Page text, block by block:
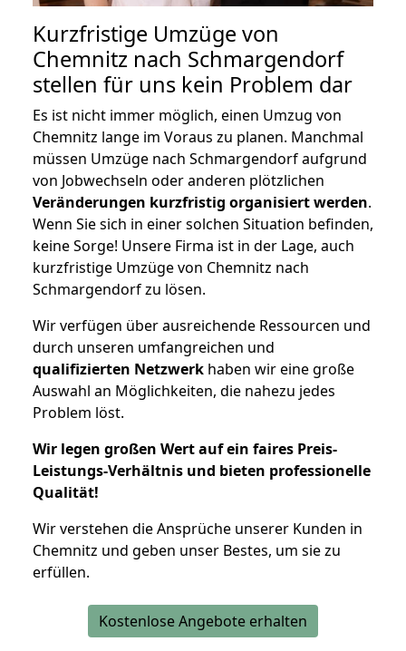
Kurzfristige Umzüge von
Chemnitz nach Schmargendorf
stellen für uns kein Problem dar
Es ist nicht immer möglich, einen Umzug von
Chemnitz lange im Voraus zu planen. Manchmal
müssen Umzüge nach Schmargendorf aufgrund
von Jobwechseln oder anderen plötzlichen
Veränderungen kurzfristig organisiert werden.
Wenn Sie sich in einer solchen Situation befinden,
keine Sorge! Unsere Firma ist in der Lage, auch
kurzfristige Umzüge von Chemnitz nach
Schmargendorf zu lösen.
Wir verfügen über ausreichende Ressourcen und
durch unseren umfangreichen und
qualifizierten Netzwerk haben wir eine große
Auswahl an Möglichkeiten, die nahezu jedes
Problem löst.
Wir legen großen Wert auf ein faires Preis-
Leistungs-Verhältnis und bieten professionelle
Qualität!
Wir verstehen die Ansprüche unserer Kunden in
Chemnitz und geben unser Bestes, um sie zu
erfüllen.
Kostenlose Angebote erhalten